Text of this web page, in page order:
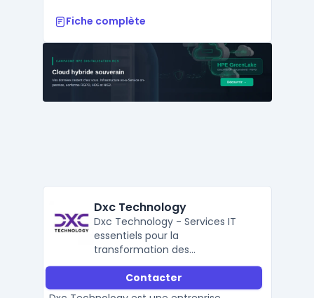
Fiche complète
Dxc Technology
Dxc Technology - Services IT
essentiels pour la
transformation des
organisations
Contacter